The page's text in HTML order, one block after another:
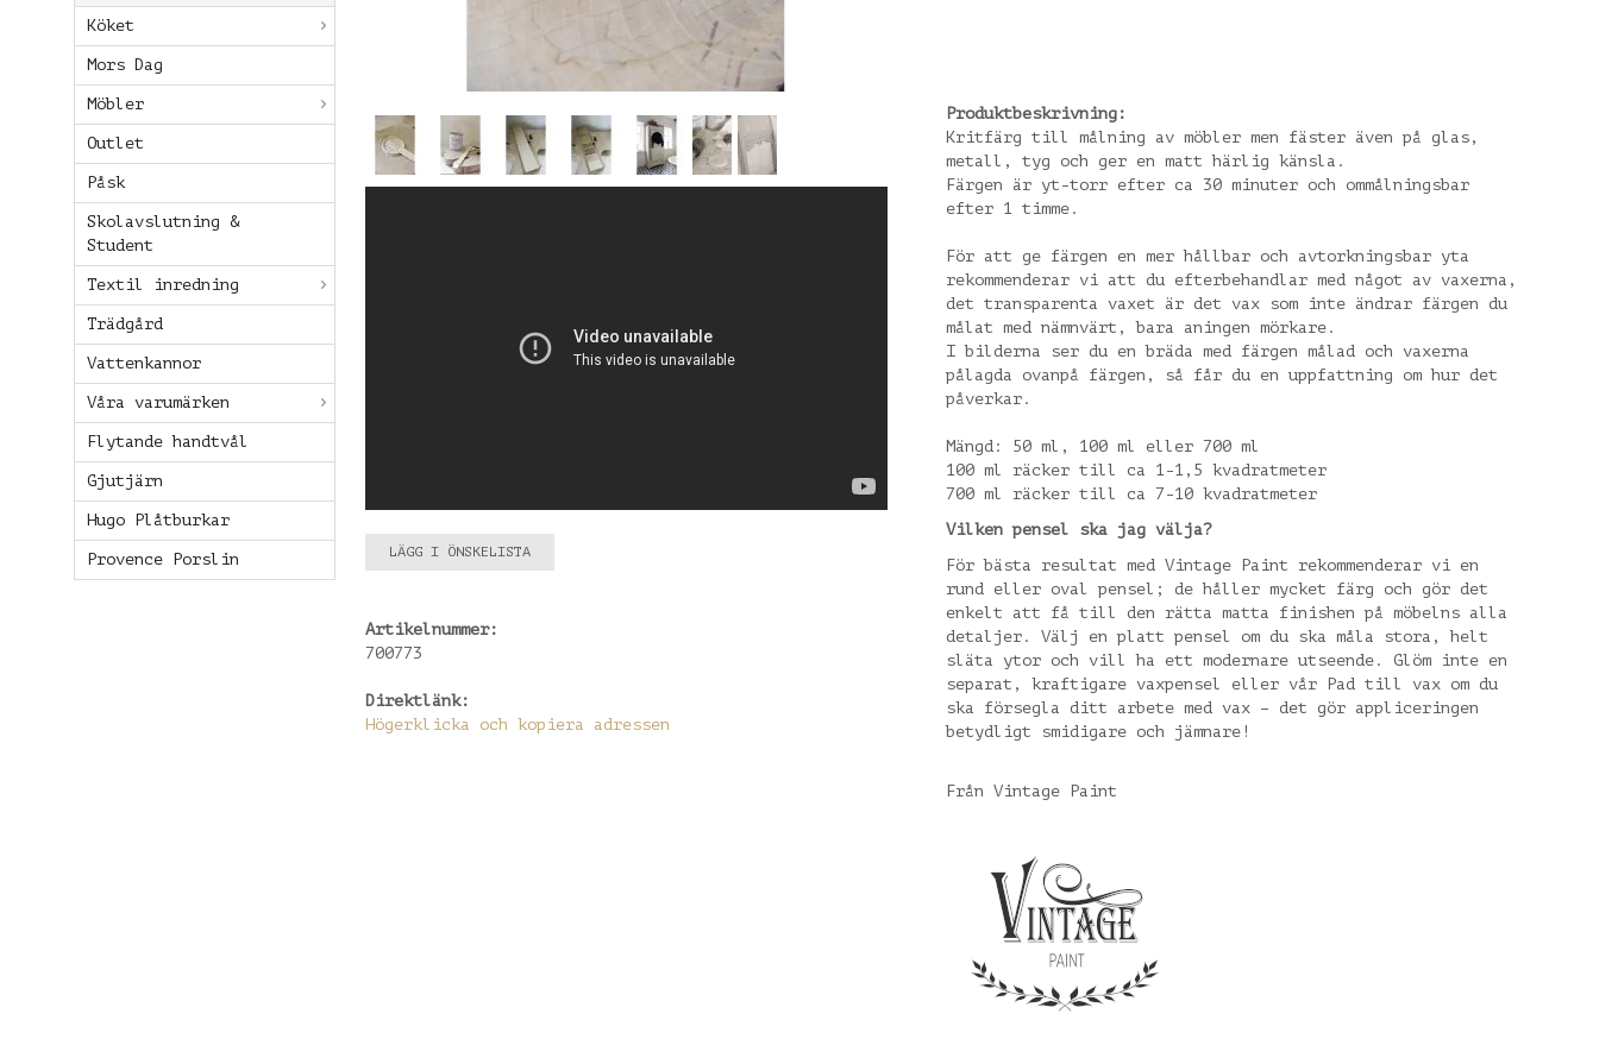
Köket
Mors Dag
Möbler
Outlet
Påsk
Skolavslutning &
Student
Textil inredning
Trädgård
Vattenkannor
Våra varumärken
Flytande handtvål
Gjutjärn
Hugo Plåtburkar
Provence Porslin
Produktbeskrivning:
Kritfärg till målning av möbler men fäster även på glas,
metall, tyg och ger en matt härlig känsla.
Färgen är yt-torr efter ca 30 minuter och ommålningsbar
efter 1 timme.
För att ge färgen en mer hållbar och avtorkningsbar yta
rekommenderar vi att du efterbehandlar med något av vaxerna,
det transparenta vaxet är det vax som inte ändrar färgen du
målat med nämnvärt, bara aningen mörkare.
I bilderna ser du en bräda med färgen målad och vaxerna
pålagda ovanpå färgen, så får du en uppfattning om hur det
påverkar.
Mängd: 50 ml, 100 ml eller 700 ml
100 ml räcker till ca 1-1,5 kvadratmeter
700 ml räcker till ca 7-10 kvadratmeter
Vilken pensel ska jag välja?
För bästa resultat med Vintage Paint rekommenderar vi en
rund eller oval pensel; de håller mycket färg och gör det
enkelt att få till den rätta matta finishen på möbelns alla
detaljer. Välj en platt pensel om du ska måla stora, helt
släta ytor och vill ha ett modernare utseende. Glöm inte en
separat, kraftigare vaxpensel eller vår Pad till vax om du
ska försegla ditt arbete med vax – det gör appliceringen
betydligt smidigare och jämnare!
Från Vintage Paint
LÄGG I ÖNSKELISTA
Artikelnummer:
700773
Direktlänk:
Högerklicka och kopiera adressen